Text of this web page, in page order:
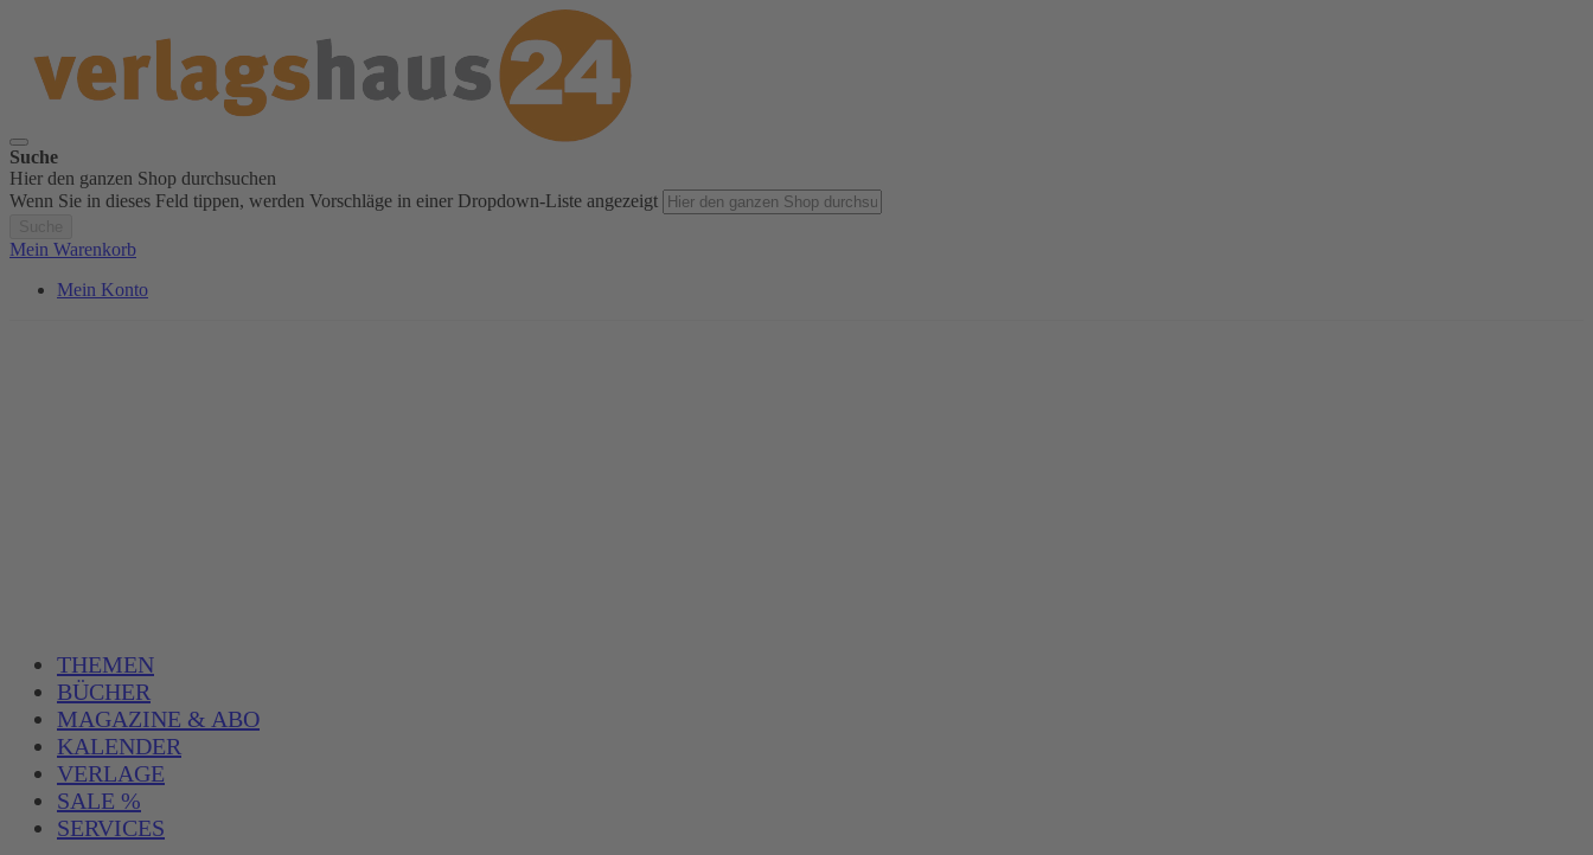
Suche
Hier den ganzen Shop durchsuchen
Wenn Sie in dieses Feld tippen, werden Vorschläge in einer Dropdown-Liste angezeigt
Mein Warenkorb
Mein Konto
THEMEN
BÜCHER
MAGAZINE & ABO
KALENDER
VERLAGE
SALE %
SERVICES